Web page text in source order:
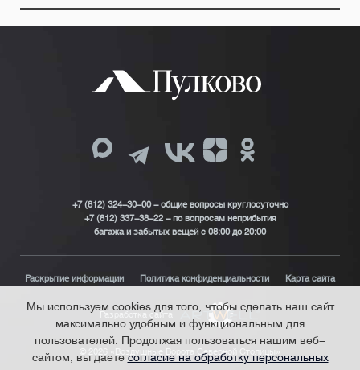
+7 (812) 324-30-00 - общие вопросы круглосуточно
+7 (812) 337-38-22 – по вопросам неприбытия
багажа и забытых вещей с 08:00 до 20:00
Раскрытие информации Политика конфиденциальности Карта сайта
Разработка сайта
© 2026 «Воздушные Ворота Северной Столицы»
Мы используем cookies для того, чтобы сделать наш сайт
максимально удобным и функциональным для
пользователей. Продолжая пользоваться нашим веб-
сайтом, вы даетесогласие на обработку персональных